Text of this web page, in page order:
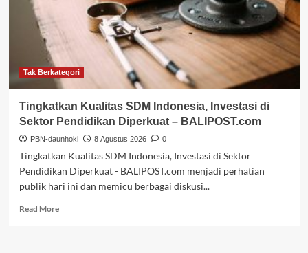
Miangas
Harapan
Baru
di
Wilayah
Indonesia
–
IBTimes.ID
Tak Berkategori
Tingkatkan Kualitas SDM Indonesia, Investasi di
Sektor Pendidikan Diperkuat – BALIPOST.com
PBN-daunhoki 8 Agustus 2026 0
Tingkatkan Kualitas SDM Indonesia, Investasi di Sektor
Pendidikan Diperkuat - BALIPOST.com menjadi perhatian
publik hari ini dan memicu berbagai diskusi...
Read MoreRead